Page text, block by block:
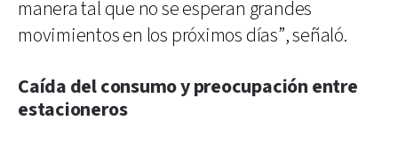
manera tal que no se esperan grandes
movimientos en los próximos días”, señaló.
Caída del consumo y preocupación entre
estacioneros